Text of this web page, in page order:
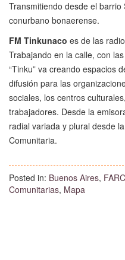
Transmitiendo desde el
conurbano bonaerense.
FM Tinkunaco es de las
Trabajando en la calle, con
“Tinku” va creando espacios
difusión para las
sociales, los centros
trabajadores. Desde la
radial variada y plural desde
Comunitaria.
Posted in: Buenos Aires,
Comunitarias, Mapa